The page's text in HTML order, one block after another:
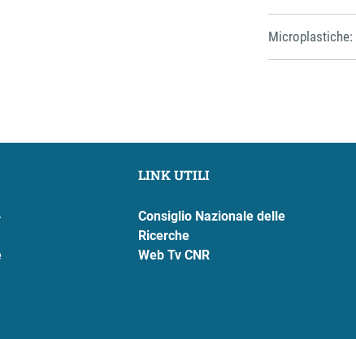
Microplastiche:
LINK UTILI
Consiglio Nazionale delle
Ricerche
Web Tv CNR